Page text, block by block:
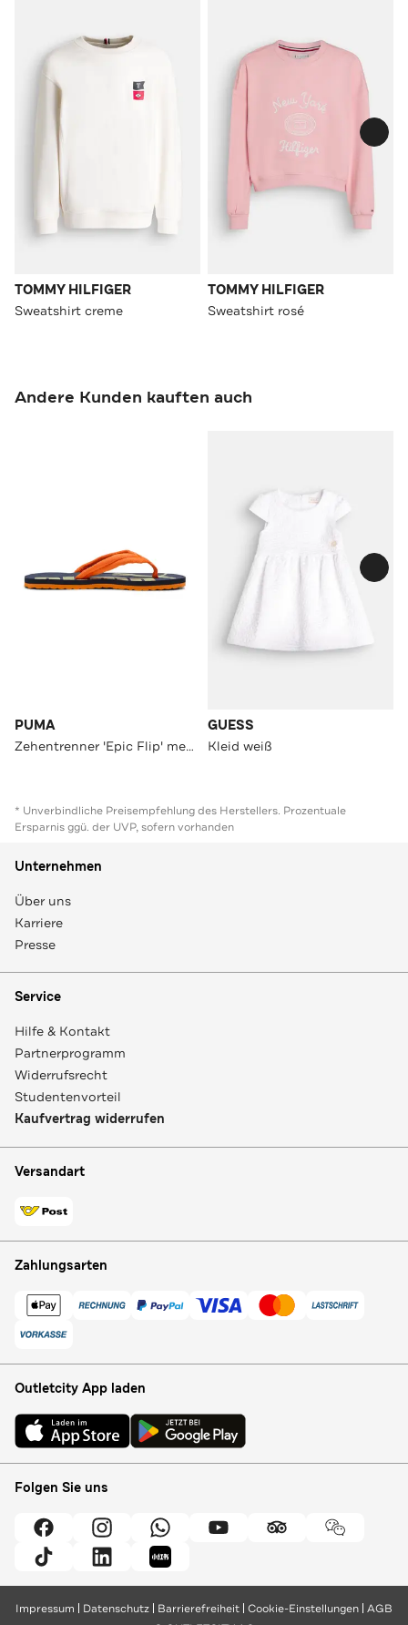
TOMMY HILFIGER
Sweatshirt creme
TOMMY HILFIGER
Sweatshirt rosé
Andere Kunden kauften auch
PUMA
Zehentrenner 'Epic Flip' mehrfarbig
GUESS
Kleid weiß
* Unverbindliche Preisempfehlung des Herstellers. Prozentuale
Ersparnis ggü. der UVP, sofern vorhanden
Unternehmen
Über uns
Karriere
Presse
Service
Hilfe & Kontakt
Partnerprogramm
Widerrufsrecht
Studentenvorteil
Kaufvertrag widerrufen
Versandart
Zahlungsarten
Outletcity App laden
Folgen Sie uns
Impressum Datenschutz Barrierefreiheit Cookie-Einstellungen AGB